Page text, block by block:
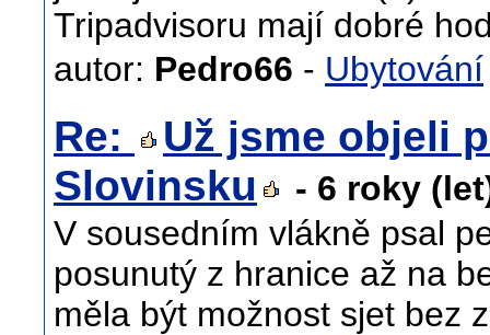
Tripadvisoru mají dobré
autor: Pedro66 - Ubytování
Re:
Už jsme objeli
Slovinsku
- 6 roky
V sousedním vlákně psal
posunutý z hranice až na
měla být možnost sjet bez